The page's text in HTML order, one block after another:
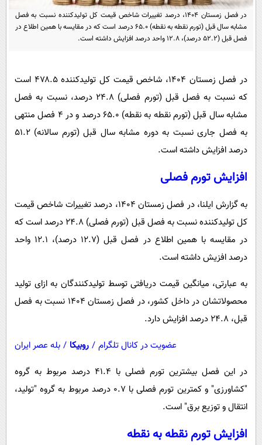
باشگاه مغز
مجله تصویری سلاح
اقتصاد
ورزش
فناوری
گوناگون
حوادث
فرهنگی
بین الملل
اجتماعی
سیاست خارجی
عصر ایران 2
خواندنی ها و دیدنی ها
روانشناسی
آشپزی
دانلود
آموزش زبان
در فصل زمستان ۱۴۰۴، درصد تغییرات شاخص قیمت کل تولیدکننده نسبت به فصل
مشابه سال قبل (تورم نقطه به نقطه) ۶۵.۰ درصد است که در مقایسه با همین اطلاع در
فصل قبل (۵۲.۲ درصد)، ۱۲.۸ واحد درصد افزایش داشته است.
در فصل زمستان ۱۴۰۴، شاخص قیمت کل تولیدکننده ۴۷۸.۵ است
که نسبت به فصل قبل (تورم فصلی) ۲۴.۸ درصد، نسبت به فصل
مشابه سال قبل (تورم نقطه به نقطه) ۶۵.۰ درصد و در ۴ فصل منتهی
به فصل جاری نسبت به دوره مشابه سال قبل (تورم سالانه) ۵۱.۲
درصد افزایش داشته است.
افزایش تورم فصلی
به گزارش ایلنا، در فصل زمستان ۱۴۰۴، درصد تغییرات شاخص قیمت
کل تولیدکننده نسبت به فصل قبل (تورم فصلی) ۲۴.۸ درصد است که
در مقایسه با همین اطلاع در فصل قبل (۱۲.۷ درصد)، ۱۲.۱ واحد
درصد افزیش داشته است.
به عبارتی، میانگین قیمت دریافتی توسط تولیدکنندگان به ازای تولید
محصولاتشان در داخل کشور، در فصل زمستان ۱۴۰۴ نسبت به فصل
قبل، ۲۴.۸ درصد افزایش دارد.
عضویت در کانال تلگرام / روبیکا / بله عصر ایران
در این فصل بیشترین تورم فصلی با ۴۱.۴ درصد مربوط به گروه
"کشاورزی" و کمترین تورم فصلی با ۰.۷ درصد مربوط به گروه "تولید،
انتقال و توزیع برق" است.
افزایش تورم نقطه به نقطه